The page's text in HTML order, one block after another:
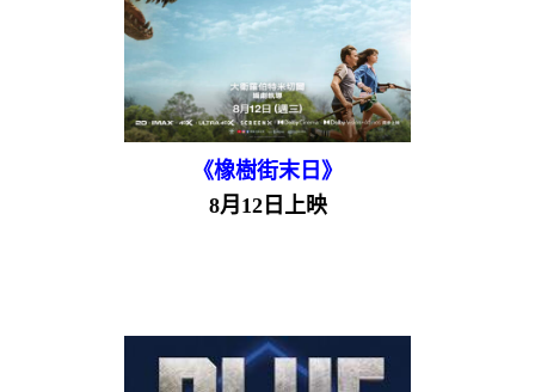
《橡樹街末日》
8月12日上映